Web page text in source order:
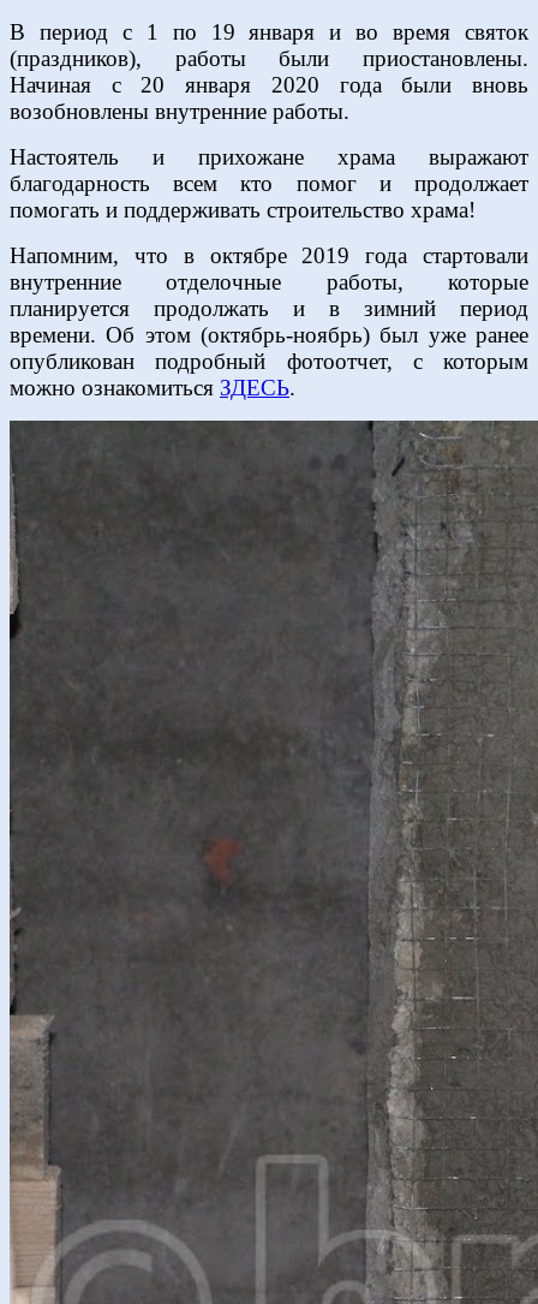
В период с 1 по 19 января и во время святок
(праздников), работы были приостановлены.
Начиная с 20 января 2020 года были вновь
возобновлены внутренние работы.
Настоятель и прихожане храма выражают
благодарность всем кто помог и продолжает
помогать и поддерживать строительство храма!
Напомним, что в октябре 2019 года стартовали
внутренние отделочные работы, которые
планируется продолжать и в зимний период
времени. Об этом (октябрь-ноябрь) был уже ранее
опубликован подробный фотоотчет, с которым
можно ознакомиться ЗДЕСЬ.